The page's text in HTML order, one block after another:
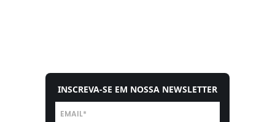
INSCREVA-SE EM NOSSA NEWSLETTER